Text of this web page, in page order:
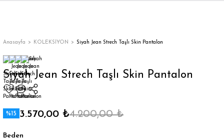
Trençkot
Trençkot
Anasayfa KOLEKSİYON Siyah Jean Strech Taşlı Skin Pantalon
Siyah Jean Strech Taşlı Skin Pantalon
%15 3.570,00 ₺4.200,00 ₺
Beden